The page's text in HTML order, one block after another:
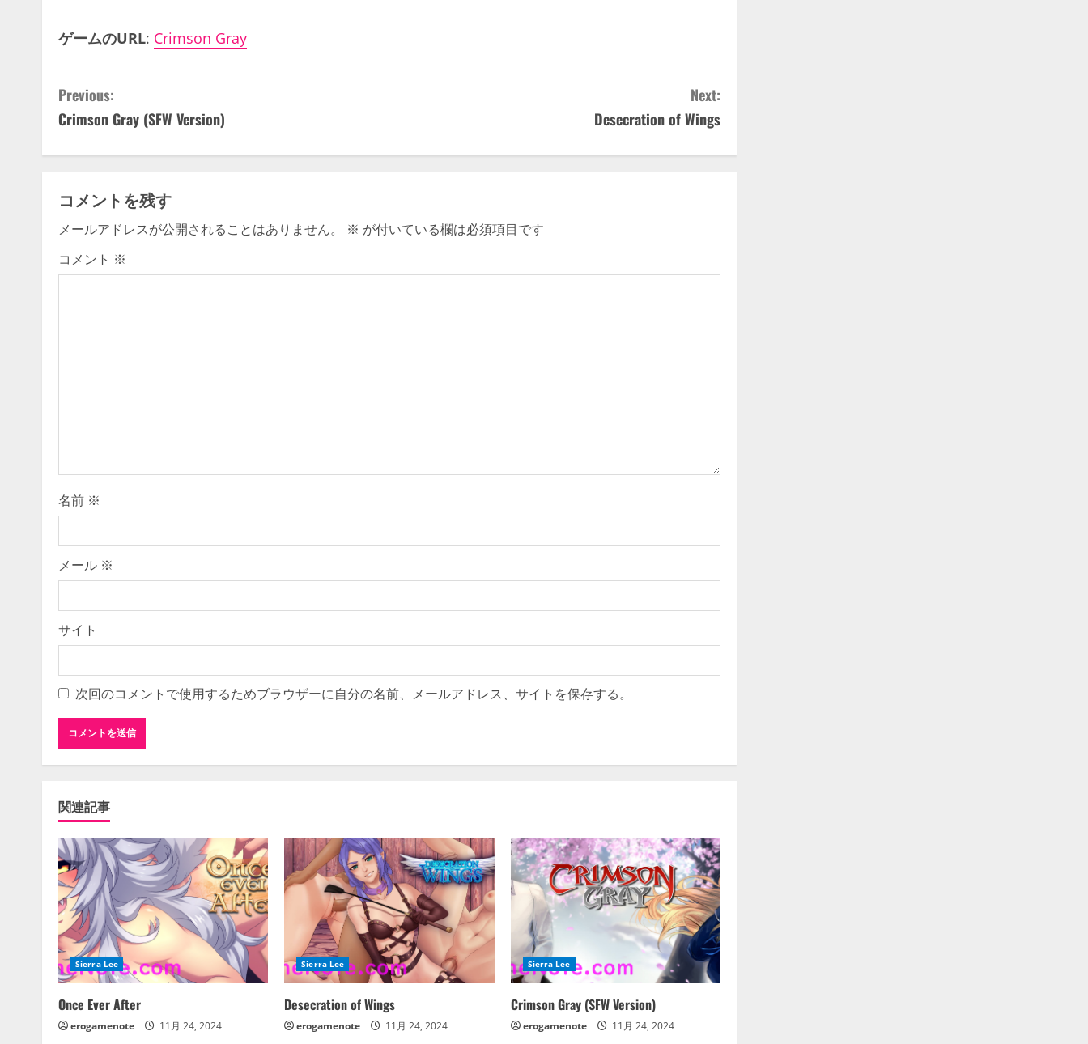
ゲームのURL: Crimson Gray
C
o
n
t
i
n
d
i
n
g
Previous:
Crimson Gray (SFW Version)
Next:
Desecration of Wings
コメントを残す
メールアドレスが公開されることはありません。 ※ が付いている欄は必須項目です
コメント ※
名前 ※
メール ※
サイト
次回のコメントで使用するためブラウザーに自分の名前、メールアドレス、サイトを保存する。
関連記事
Sierra Lee
Once Ever After
erogamenote 11月 24, 2024
Sierra Lee
Desecration of Wings
erogamenote 11月 24, 2024
Sierra Lee
Crimson Gray (SFW Version)
erogamenote 11月 24, 2024